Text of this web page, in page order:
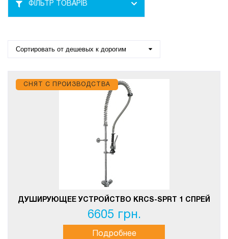
ФІЛЬТР ТОВАРІВ
СНЯТ С ПРОИЗВОДСТВА
ДУШИРУЮЩЕЕ УСТРОЙСТВО KRCS-SPRT 1 СПРЕЙ
6605 грн.
Подробнее